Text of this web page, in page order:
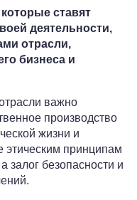
ставят
деятельности,
отрасли,
бизнеса и
важно
производство
жизни и
принципам
залог безопасности и